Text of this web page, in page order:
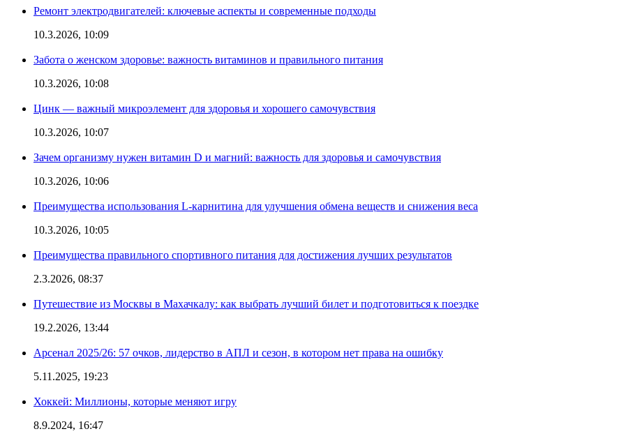
Ремонт электродвигателей: ключевые аспекты и современные подходы
10.3.2026, 10:09
Забота о женском здоровье: важность витаминов и правильного питания
10.3.2026, 10:08
Цинк — важный микроэлемент для здоровья и хорошего самочувствия
10.3.2026, 10:07
Зачем организму нужен витамин D и магний: важность для здоровья и самочувствия
10.3.2026, 10:06
Преимущества использования L-карнитина для улучшения обмена веществ и снижения веса
10.3.2026, 10:05
Преимущества правильного спортивного питания для достижения лучших результатов
2.3.2026, 08:37
Путешествие из Москвы в Махачкалу: как выбрать лучший билет и подготовиться к поездке
19.2.2026, 13:44
Арсенал 2025/26: 57 очков, лидерство в АПЛ и сезон, в котором нет права на ошибку
5.11.2025, 19:23
Хоккей: Миллионы, которые меняют игру
8.9.2024, 16:47